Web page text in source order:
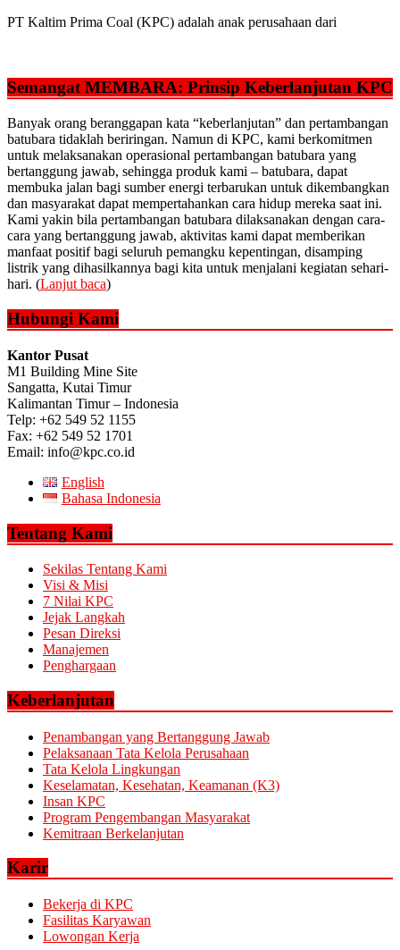
PT Kaltim Prima Coal (KPC) adalah anak perusahaan dari
Semangat MEMBARA: Prinsip Keberlanjutan KPC
Banyak orang beranggapan kata “keberlanjutan” dan pertambangan
batubara tidaklah beriringan. Namun di KPC, kami berkomitmen
untuk melaksanakan operasional pertambangan batubara yang
bertanggung jawab, sehingga produk kami – batubara, dapat
membuka jalan bagi sumber energi terbarukan untuk dikembangkan
dan masyarakat dapat mempertahankan cara hidup mereka saat ini.
Kami yakin bila pertambangan batubara dilaksanakan dengan cara-
cara yang bertanggung jawab, aktivitas kami dapat memberikan
manfaat positif bagi seluruh pemangku kepentingan, disamping
listrik yang dihasilkannya bagi kita untuk menjalani kegiatan sehari-
hari. (Lanjut baca)
Hubungi Kami
Kantor Pusat
M1 Building Mine Site
Sangatta, Kutai Timur
Kalimantan Timur – Indonesia
Telp: +62 549 52 1155
Fax: +62 549 52 1701
Email: info@kpc.co.id
English
Bahasa Indonesia
Tentang Kami
Sekilas Tentang Kami
Visi & Misi
7 Nilai KPC
Jejak Langkah
Pesan Direksi
Manajemen
Penghargaan
Keberlanjutan
Penambangan yang Bertanggung Jawab
Pelaksanaan Tata Kelola Perusahaan
Tata Kelola Lingkungan
Keselamatan, Kesehatan, Keamanan (K3)
Insan KPC
Program Pengembangan Masyarakat
Kemitraan Berkelanjutan
Karir
Bekerja di KPC
Fasilitas Karyawan
Lowongan Kerja